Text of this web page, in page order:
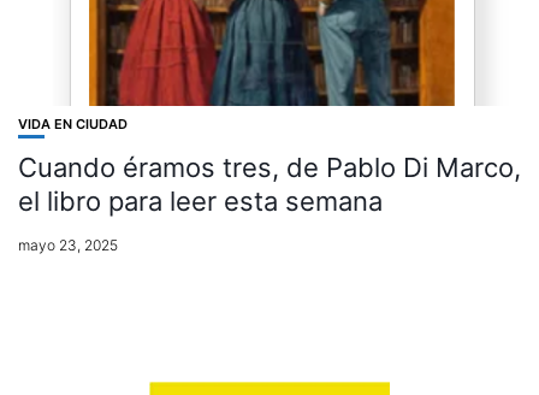
VIDA EN CIUDAD
Cuando éramos tres, de Pablo Di Marco,
el libro para leer esta semana
mayo 23, 2025